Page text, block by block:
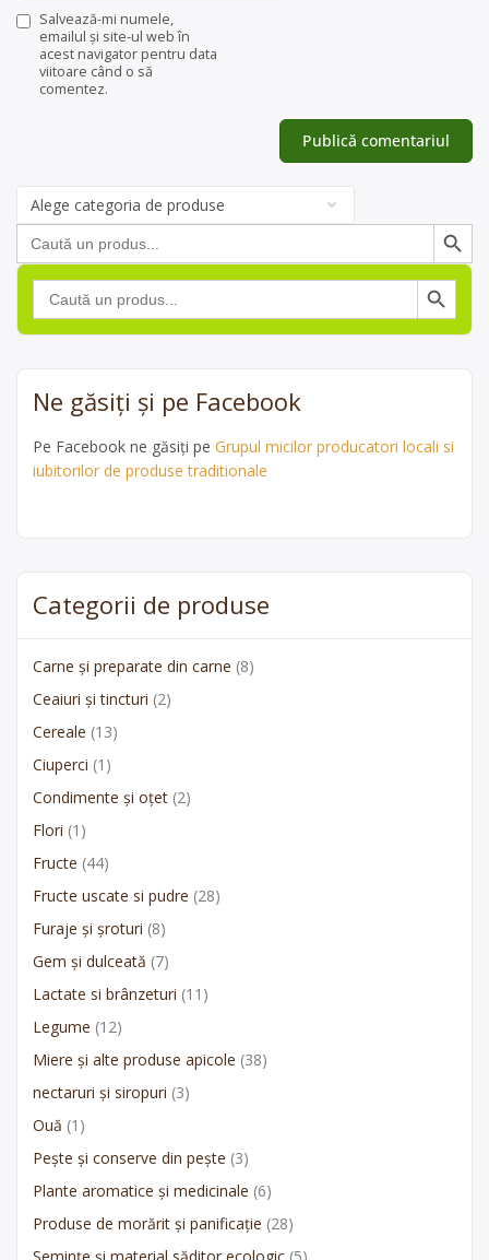
Salvează-mi numele,
emailul și site-ul web în
acest navigator pentru data
viitoare când o să
comentez.
Categorii
de
produse
Search
for:
Search Button
Search
for:
Search Button
Ne găsiți și pe Facebook
Pe Facebook ne găsiți pe Grupul micilor producatori locali si
iubitorilor de produse traditionale
Categorii de produse
Carne și preparate din carne (8)
Ceaiuri și tincturi (2)
Cereale (13)
Ciuperci (1)
Condimente și oțet (2)
Flori (1)
Fructe (44)
Fructe uscate si pudre (28)
Furaje și șroturi (8)
Gem și dulceată (7)
Lactate si brânzeturi (11)
Legume (12)
Miere și alte produse apicole (38)
nectaruri și siropuri (3)
Ouă (1)
Pește și conserve din pește (3)
Plante aromatice și medicinale (6)
Produse de morărit și panificație (28)